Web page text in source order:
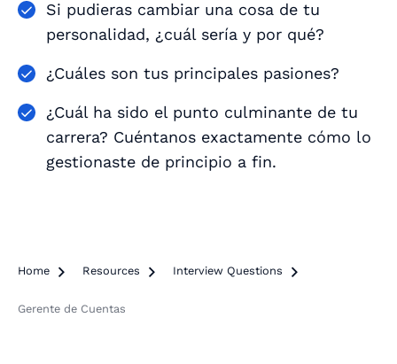
Si pudieras cambiar una cosa de tu
personalidad, ¿cuál sería y por qué?
¿Cuáles son tus principales pasiones?
¿Cuál ha sido el punto culminante de tu
carrera? Cuéntanos exactamente cómo lo
gestionaste de principio a fin.
Home  Resources  Interview Questions 
Gerente de Cuentas